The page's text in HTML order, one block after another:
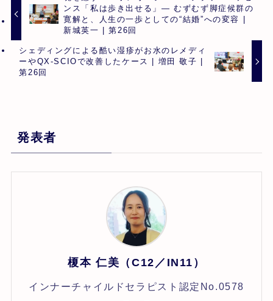
ンス「私は歩き出せる」― むずむず脚症候群の
寛解と、人生の一歩としての“結婚”への変容 |
新城英一 | 第26回
シェディングによる酷い湿疹がお水のレメディ
ーやQX-SCIOで改善したケース | 増田 敬子 |
第26回
発表者
榎本 仁美（C12／IN11）
インナーチャイルドセラピスト認定No.0578